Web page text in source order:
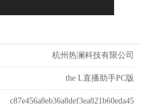
杭州热澜科技有限公司
the L直播助手PC版
c87e456a8eb36a8def3ea821b60eda45